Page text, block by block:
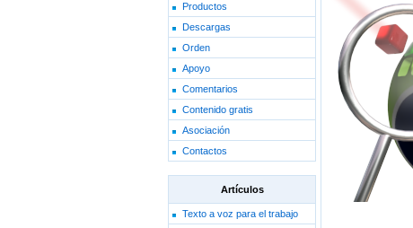
Productos
Descargas
Orden
Apoyo
Comentarios
Contenido gratis
Asociación
Contactos
Artículos
Texto a voz para el trabajo